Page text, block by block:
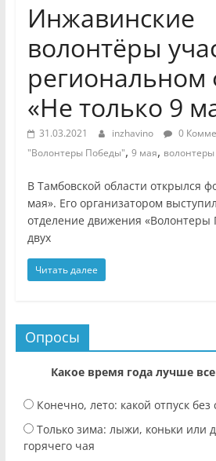
Инжавинские
волонтёры
«Не только 9
31.03.2021 inzhavino
0
"Волонтеры Победы", 9 мая, волонтеры
В Тамбовской области открылся
мая». Его организатором
отделение движения «Волонтеры
двух
Читать далее
Опросы
Какое время года лучше
Конечно, лето: какой отпуск
Только зима: лыжи, коньки или
горячего чая